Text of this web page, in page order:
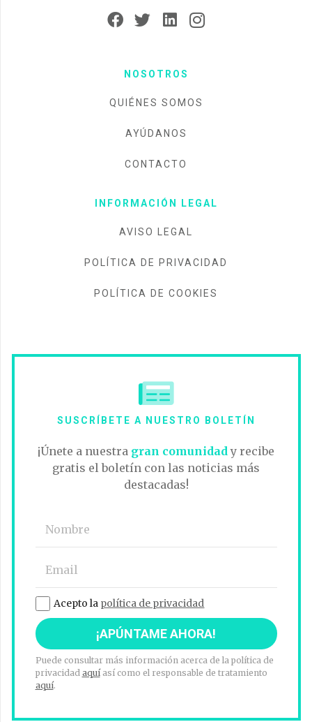
NOSOTROS
QUIÉNES SOMOS
AYÚDANOS
CONTACTO
INFORMACIÓN LEGAL
AVISO LEGAL
POLÍTICA DE PRIVACIDAD
POLÍTICA DE COOKIES
SUSCRÍBETE A NUESTRO BOLETÍN
¡Únete a nuestra gran comunidad y recibe
gratis el boletín con las noticias más
destacadas!
Acepto la política de privacidad
Puede consultar más información acerca de la política de
privacidad aquíasí como el responsable de tratamiento
aquí.